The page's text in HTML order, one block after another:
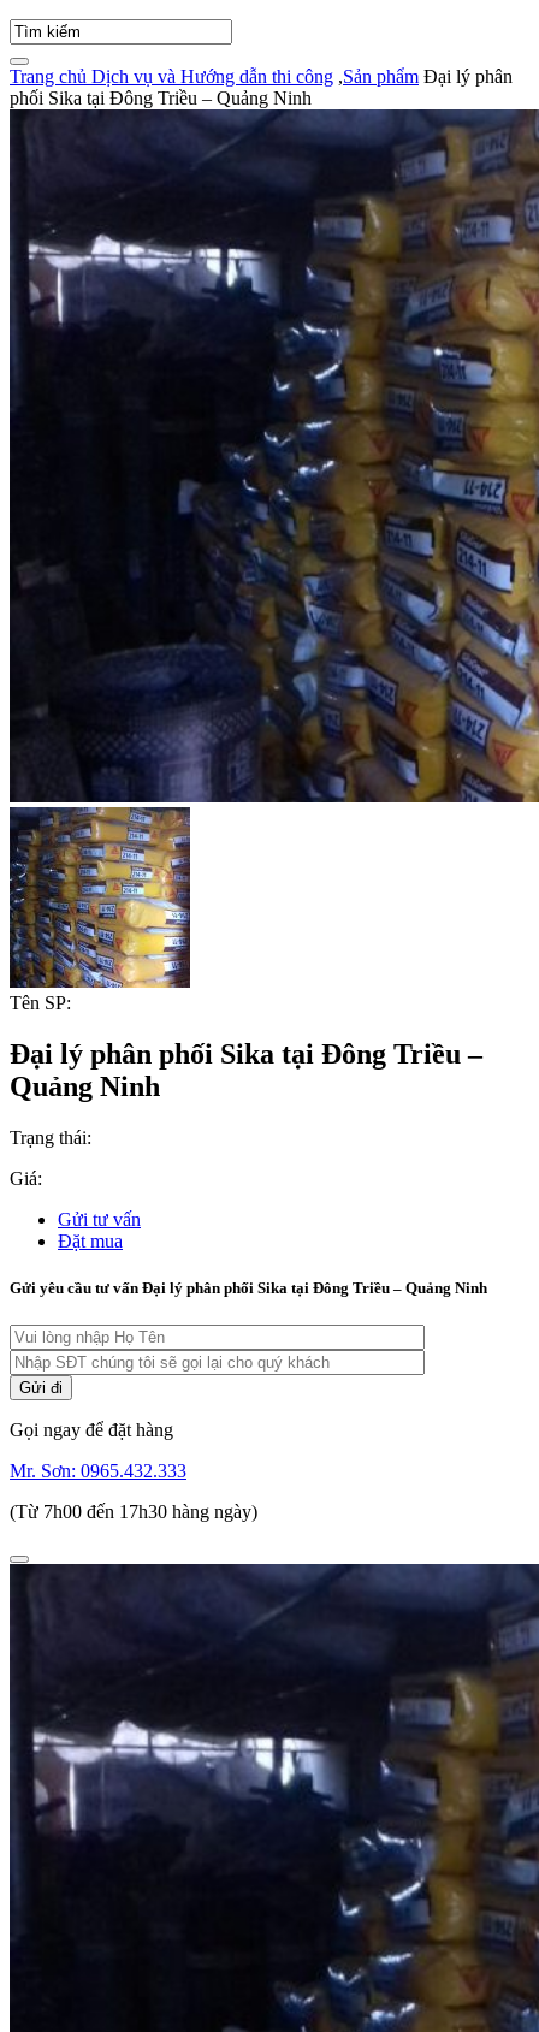
Trang chủ Dịch vụ và Hướng dẫn thi công ,Sản phẩm Đại lý phân
phối Sika tại Đông Triều – Quảng Ninh
Tên SP:
Đại lý phân phối Sika tại Đông Triều –
Quảng Ninh
Trạng thái:
Giá:
Gửi tư vấn
Đặt mua
Gửi yêu cầu tư vấn Đại lý phân phối Sika tại Đông Triều – Quảng Ninh
Gọi ngay để đặt hàng
Mr. Sơn: 0965.432.333
(Từ 7h00 đến 17h30 hàng ngày)